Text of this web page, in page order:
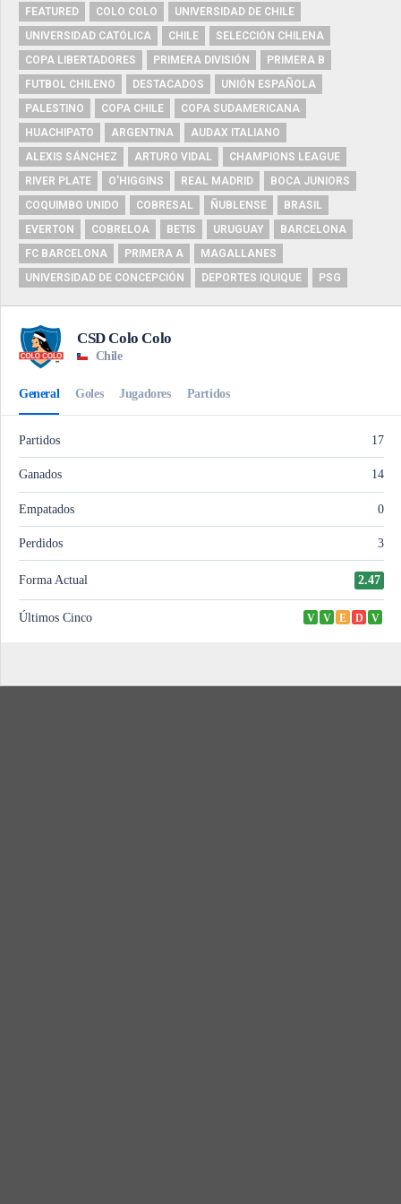
FEATURED COLO COLO
UNIVERSIDAD DE CHILE
UNIVERSIDAD CATÓLICA
CHILE
SELECCIÓN CHILENA
COPA LIBERTADORES
PRIMERA DIVISIÓN
PRIMERA B
FUTBOL CHILENO
DESTACADOS
UNIÓN ESPAÑOLA
PALESTINO
COPA CHILE
COPA SUDAMERICANA
HUACHIPATO
ARGENTINA
AUDAX ITALIANO
ALEXIS SÁNCHEZ
ARTURO VIDAL
CHAMPIONS LEAGUE
RIVER PLATE
O'HIGGINS REAL MADRID
BOCA JUNIORS
COQUIMBO UNIDO
COBRESAL ÑUBLENSE
BRASIL
EVERTON
COBRELOA BETIS URUGUAY
BARCELONA
FC BARCELONA
PRIMERA A
MAGALLANES
UNIVERSIDAD DE CONCEPCIÓN
DEPORTES IQUIQUE PSG